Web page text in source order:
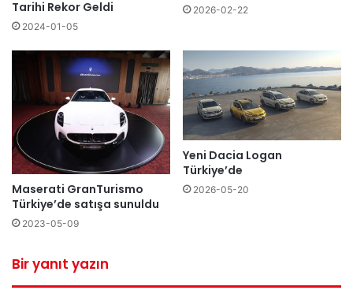
Tarihi Rekor Geldi
2024-01-05
2026-02-22
Maserati GranTurismo
Türkiye’de satışa sunuldu
2023-05-09
Yeni Dacia Logan
Türkiye’de
2026-05-20
Bir yanıt yazın